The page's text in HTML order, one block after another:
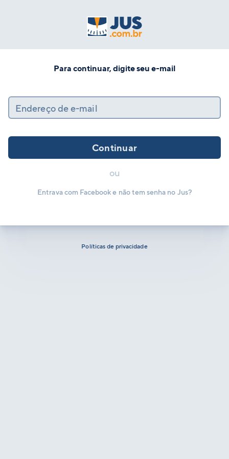
Para continuar, digite seu e-mail
Endereço de e-mail
Continuar
ou
Entrava com Facebook e não tem senha no Jus?
Políticas de privacidade